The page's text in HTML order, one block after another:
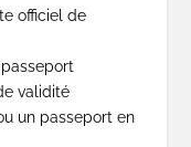
officiel de
validité
un passeport en